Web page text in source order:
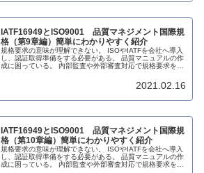
IATF16949とISO9001 品質マネジメント国際規
格（第9章編）簡単にわかりやすく紹介
規格要求の意味が理解できない。 ISOやIATFを会社へ導入
し、認証取得準備をする必要がある。 品質マニュアルの作
成に困っている。 内部監査や外部審査対応で規格要求を理
2021.02.16
IATF16949とISO9001 品質マネジメント国際規
格（第10章編）簡単にわかりやすく紹介
規格要求の意味が理解できない。 ISOやIATFを会社へ導入
し、認証取得準備をする必要がある。 品質マニュアルの作
成に困っている。 内部監査や外部審査対応で規格要求を理